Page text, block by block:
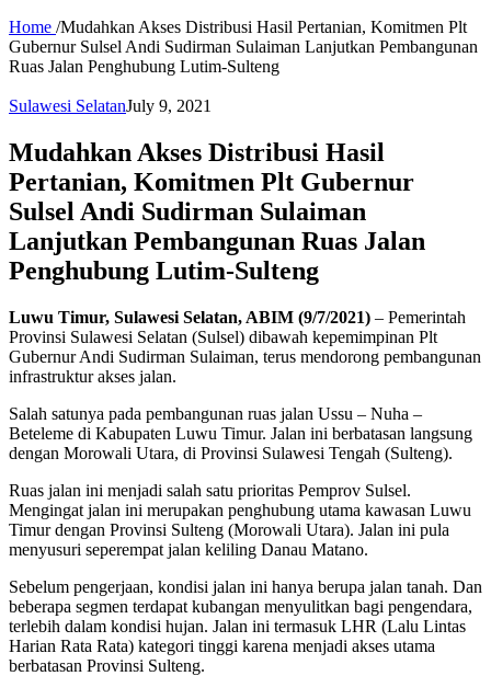
Home /Mudahkan Akses Distribusi Hasil Pertanian, Komitmen Plt
Gubernur Sulsel Andi Sudirman Sulaiman Lanjutkan Pembangunan
Ruas Jalan Penghubung Lutim-Sulteng
Sulawesi SelatanJuly 9, 2021
Mudahkan Akses Distribusi Hasil
Pertanian, Komitmen Plt Gubernur
Sulsel Andi Sudirman Sulaiman
Lanjutkan Pembangunan Ruas Jalan
Penghubung Lutim-Sulteng
Luwu Timur, Sulawesi Selatan, ABIM (9/7/2021) – Pemerintah
Provinsi Sulawesi Selatan (Sulsel) dibawah kepemimpinan Plt
Gubernur Andi Sudirman Sulaiman, terus mendorong pembangunan
infrastruktur akses jalan.
Salah satunya pada pembangunan ruas jalan Ussu – Nuha –
Beteleme di Kabupaten Luwu Timur. Jalan ini berbatasan langsung
dengan Morowali Utara, di Provinsi Sulawesi Tengah (Sulteng).
Ruas jalan ini menjadi salah satu prioritas Pemprov Sulsel.
Mengingat jalan ini merupakan penghubung utama kawasan Luwu
Timur dengan Provinsi Sulteng (Morowali Utara). Jalan ini pula
menyusuri seperempat jalan keliling Danau Matano.
Sebelum pengerjaan, kondisi jalan ini hanya berupa jalan tanah. Dan
beberapa segmen terdapat kubangan menyulitkan bagi pengendara,
terlebih dalam kondisi hujan. Jalan ini termasuk LHR (Lalu Lintas
Harian Rata Rata) kategori tinggi karena menjadi akses utama
berbatasan Provinsi Sulteng.